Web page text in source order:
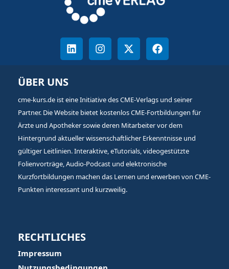
ÜBER UNS
cme-kurs.de ist eine Initiative des CME-Verlags und seiner
Partner. Die Website bietet kostenlos CME-Fortbildungen für
Ärzte und Apotheker sowie deren Mitarbeiter vor dem
Hintergrund aktueller wissenschaftlicher Erkenntnisse und
gültiger Leitlinien. Interaktive, eTutorials, videogestützte
Folienvorträge, Audio-Podcast und elektronische
Kurzfortbildungen machen das Lernen und erwerben von CME-
Punkten interessant und kurzweilig.
RECHTLICHES
Impressum